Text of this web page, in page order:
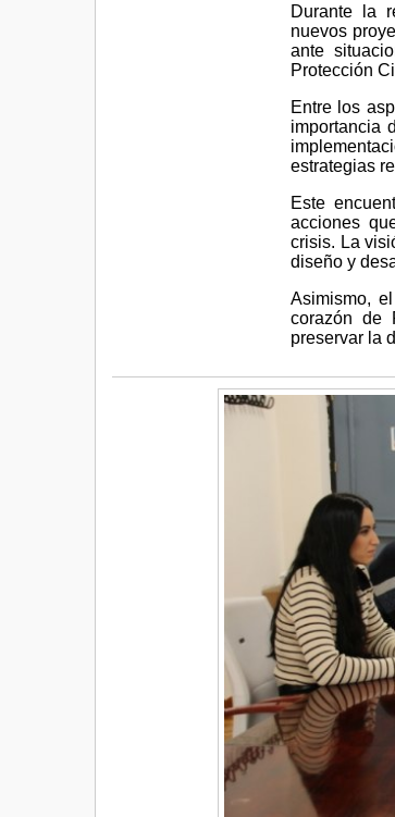
Durante la
nuevos
ante
Protección
Entre los
importancia
estrategias
Este
acciones
crisis. La
diseño y
Asimismo,
corazón de
preservar la